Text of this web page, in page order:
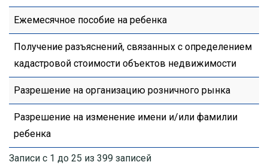
Ежемесячное пособие на ребенка
Получение разъяснений, связанных с определением
кадастровой стоимости объектов недвижимости
Разрешение на организацию розничного рынка
Разрешение на изменение имени и/или фамилии
ребенка
Записи с 1 до 25 из 399 записей